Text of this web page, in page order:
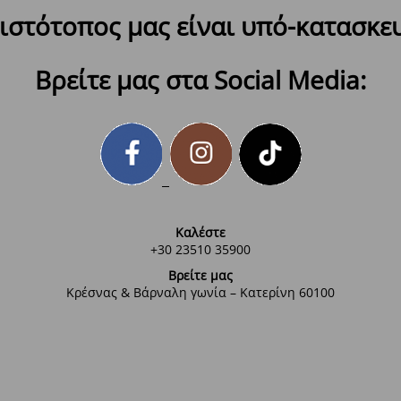
μας είναι υπό-
Βρείτε μας στα Social Media:
Καλέστε
+30 23510 35900
Βρείτε μας
Κρέσνας & Βάρναλη γωνία – Κατερίνη 60100